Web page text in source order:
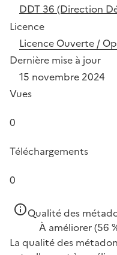
DDT 36 (Direction
Licence
Licence Ouverte /
Dernière mise à jour
15 novembre 2024
Vues
0
Téléchargements
0
Qualité des
À améliorer(56
La qualité des